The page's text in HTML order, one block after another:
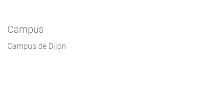
Campus
Campus de Dijon